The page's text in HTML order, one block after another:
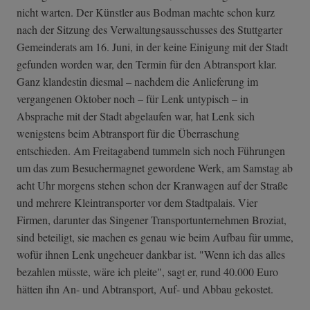
nicht warten. Der Künstler aus Bodman machte schon kurz
nach der Sitzung des Verwaltungsausschusses des Stuttgarter
Gemeinderats am 16. Juni, in der keine Einigung mit der Stadt
gefunden worden war, den Termin für den Abtransport klar.
Ganz klandestin diesmal – nachdem die Anlieferung im
vergangenen Oktober noch – für Lenk untypisch – in
Absprache mit der Stadt abgelaufen war, hat Lenk sich
wenigstens beim Abtransport für die Überraschung
entschieden. Am Freitagabend tummeln sich noch Führungen
um das zum Besuchermagnet gewordene Werk, am Samstag ab
acht Uhr morgens stehen schon der Kranwagen auf der Straße
und mehrere Kleintransporter vor dem Stadtpalais. Vier
Firmen, darunter das Singener Transportunternehmen Broziat,
sind beteiligt, sie machen es genau wie beim Aufbau für umme,
wofür ihnen Lenk ungeheuer dankbar ist. "Wenn ich das alles
bezahlen müsste, wäre ich pleite", sagt er, rund 40.000 Euro
hätten ihn An- und Abtransport, Auf- und Abbau gekostet.